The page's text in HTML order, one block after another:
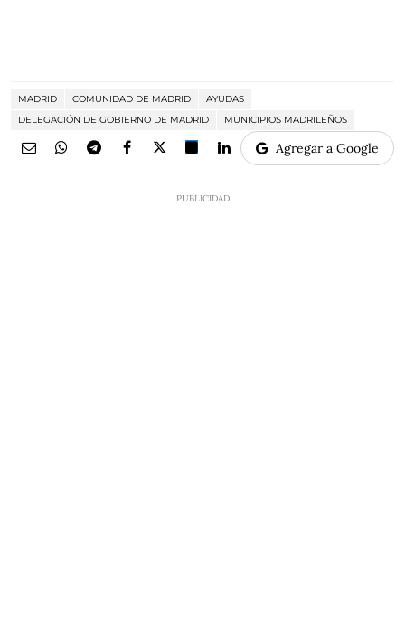
MADRID COMUNIDAD DE MADRID
AYUDAS
DELEGACIÓN DE GOBIERNO DE MADRID
MUNICIPIOS MADRILEÑOS
Agregar a Google